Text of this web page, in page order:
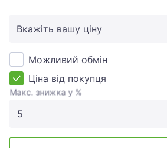
Вкажіть вашу ціну
Можливий обмін
Ціна від покупця
Макс. знижка у %